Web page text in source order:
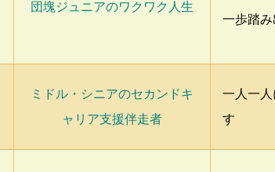
団塊ジュニアのワクワク人生
一歩踏
ミドル・シニアのセカンドキ
ャリア支援伴走者
一人一
す